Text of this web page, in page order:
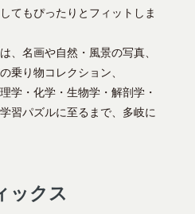
てもぴったりとフィットしま
、名画や自然・風景の写真、
乗り物コレクション、
学・化学・生物学・解剖学・
習パズルに至るまで、多岐に
ックス